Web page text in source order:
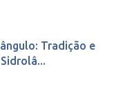
Tradição e